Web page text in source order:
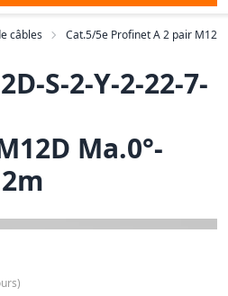
câbles Cat.5/5e Profinet A 2 pair M12
S-2-Y-2-22-7-
Ma.0°-